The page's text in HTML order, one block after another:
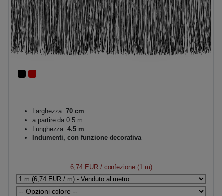
Larghezza: 70 cm
a partire da 0.5 m
Lunghezza: 4.5 m
Indumenti, con funzione decorativa
6,74 EUR/ confezione (1 m)